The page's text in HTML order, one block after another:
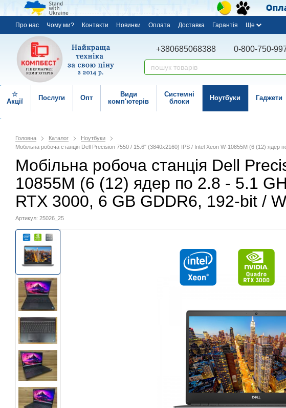
Про нас Чому ми? Контакти Новинки Оплата Доставка Гарантія Ще
+380685068388 0-800-750-
☆
Акції
Послуги Опт
Види
комп'ютерів
Системні
блоки
Ноутбуки Гаджети
Головна Каталог
Ноутбуки
Мобільна робоча станція Dell Precision 7550 / 15.6" (3840x2160) IPS / Intel Xeon W-10855M (6 (12)
Мобільна робоча станція Dell
10855M (6 (12) ядер по 2.8 - 5.1
RTX 3000, 6 GB GDDR6, 192-bit /
Артикул: 25026_25